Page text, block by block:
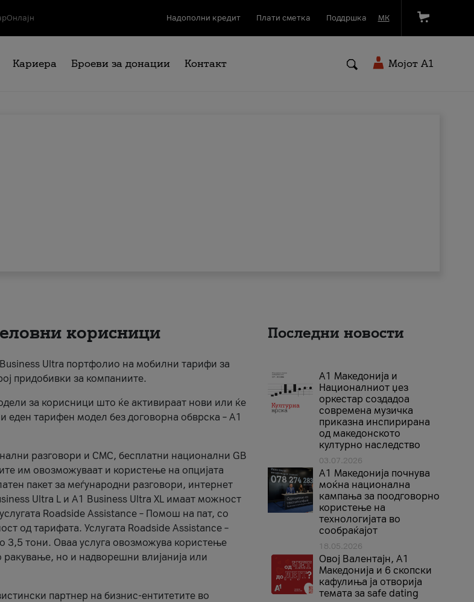
Надополни кредит Плати сметка Поддршка МК
Кариера Броеви за донации Контакт Мојот A1
корисници
Ultra портфолио на мобилни тарифи за
придобивки за компаниите.
за корисници што ќе активираат нови или ќе
тарифен модел без договорна обврска – A1
разговори и СМС, бесплатни национални GB
им овозможуваат и користење на опцијата
пакет за меѓународни разговори, интернет
Ultra L и A1 Business Ultra XL имаат можност
Roadside Assistance – Помош на пат, со
од тарифата. Услугата Roadside Assistance –
3,5 тони. Оваа услуга овозможува користење
но и надворешни влијанија или
партнер на бизнис-ентитетите во
Последни новости
А1 Македонија и
Националниот џез
оркестар создадоа
современа музичка
приказна инспирирана
од македонското
културно наследство
03.07.2026
A1 Македонија почнува
моќна национална
кампања за поодговорно
користење на
технологијата во
сообраќајот
18.05.2026
Овој Валентајн, A1
Македонија и 6 скопски
кафулиња ја отворија
темата за safe dating